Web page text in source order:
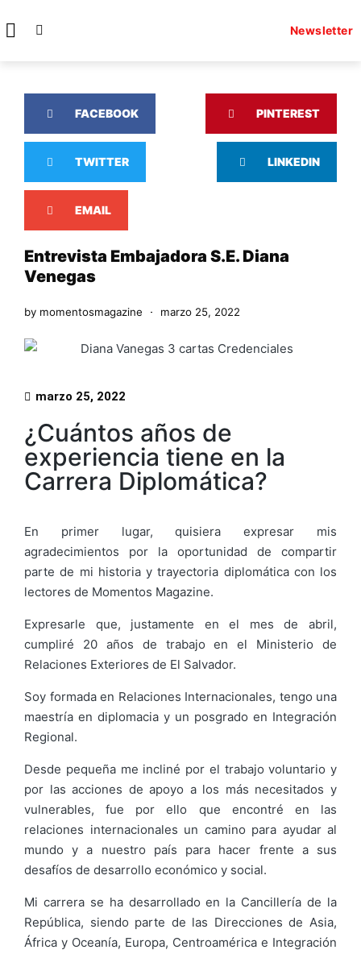
Newsletter
FACEBOOK PINTEREST
TWITTER LINKEDIN
EMAIL
Entrevista Embajadora S.E. Diana
Venegas
by momentosmagazine marzo 25, 2022
marzo 25, 2022
¿Cuántos años de
experiencia tiene en la
Carrera Diplomática?
En primer lugar, quisiera expresar mis
agradecimientos por la oportunidad de compartir
parte de mi historia y trayectoria diplomática con los
lectores de Momentos Magazine.
Expresarle que, justamente en el mes de abril,
cumpliré 20 años de trabajo en el Ministerio de
Relaciones Exteriores de El Salvador.
Soy formada en Relaciones Internacionales, tengo una
maestría en diplomacia y un posgrado en Integración
Regional.
Desde pequeña me incliné por el trabajo voluntario y
por las acciones de apoyo a los más necesitados y
vulnerables, fue por ello que encontré en las
relaciones internacionales un camino para ayudar al
mundo y a nuestro país para hacer frente a sus
desafíos de desarrollo económico y social.
Mi carrera se ha desarrollado en la Cancillería de la
República, siendo parte de las Direcciones de Asia,
África y Oceanía, Europa, Centroamérica e Integración